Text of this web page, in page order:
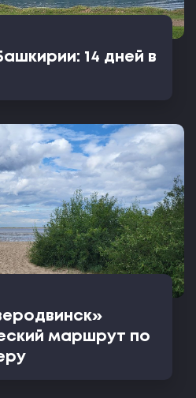
14 дней в
маршрут по